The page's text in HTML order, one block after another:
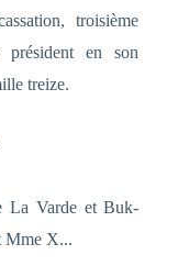
troisième
en son
treize.
La Varde et Buk-
Mme X...